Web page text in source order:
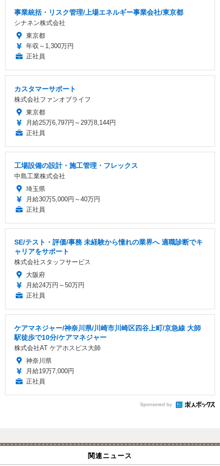
事業統括・リスク管理/上場エネルギー事業会社/東京都
シナネン株式会社
東京都
年収～1,300万円
正社員
カスタマーサポート
株式会社ファンオブライフ
東京都
月給25万6,797円～29万8,144円
正社員
工場設備の設計・施工管理・フレックス
中島工業株式会社
埼玉県
月給30万5,000円～40万円
正社員
SE/テスト・評価/事務 未経験から憧れの業界へ 適職診断でキ
ャリアをサポート
株式会社スタッフサービス
大阪府
月給24万円～50万円
正社員
ケアマネジャー/神奈川県/川崎市川崎区四谷上町/京急線 大師
駅徒歩で10分/ケアマネジャー
株式会社AT ケアホスピス大師
神奈川県
月給19万7,000円
正社員
Sponsored by
関連ニュース